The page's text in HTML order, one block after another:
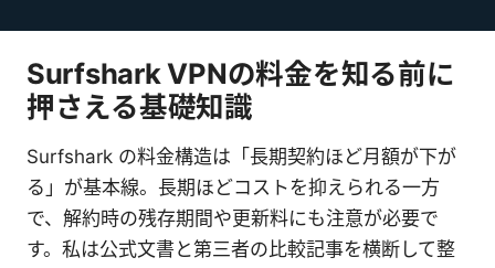
Surfshark VPNの料金を知る前に
押さえる基礎知識
Surfshark の料金構造は「長期契約ほど月額が下が
る」が基本線。長期ほどコストを抑えられる一方
で、解約時の残存期間や更新料にも注意が必要で
す。私は公式文書と第三者の比較記事を横断して整